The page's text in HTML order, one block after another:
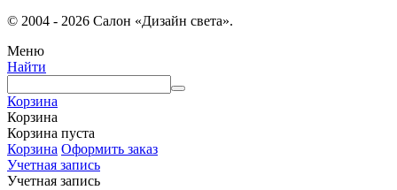
© 2004 - 2026 Салон «Дизайн света».
Меню
Найти
Корзина
Корзина
Корзина пуста
Корзина Оформить заказ
Учетная запись
Учетная запись